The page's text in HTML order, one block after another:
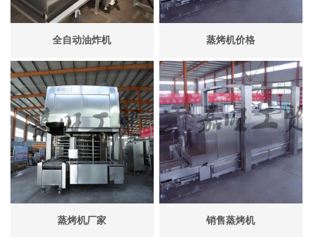
全自动油炸机 蒸烤机价格
蒸烤机厂家 销售蒸烤机